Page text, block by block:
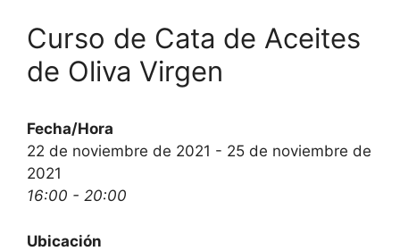
Curso de Cata de Aceites
de Oliva Virgen
Fecha/Hora
22 de noviembre de 2021 - 25 de noviembre de
2021
16:00 - 20:00
Ubicación